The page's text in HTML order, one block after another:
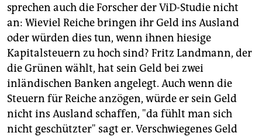
sprechen auch die Forscher der ViD-Studie nicht
an: Wieviel Reiche bringen ihr Geld ins Ausland
oder würden dies tun, wenn ihnen hiesige
Kapitalsteuern zu hoch sind? Fritz Landmann, der
die Grünen wählt, hat sein Geld bei zwei
inländischen Banken angelegt. Auch wenn die
Steuern für Reiche anzögen, würde er sein Geld
nicht ins Ausland schaffen, "da fühlt man sich
nicht geschützter" sagt er. Verschwiegenes Geld